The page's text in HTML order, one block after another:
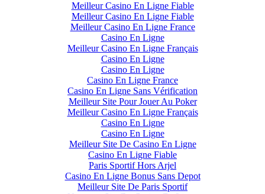
Meilleur Casino En Ligne Fiable
Meilleur Casino En Ligne Fiable
Meilleur Casino En Ligne France
Casino En Ligne
Meilleur Casino En Ligne Français
Casino En Ligne
Casino En Ligne
Casino En Ligne France
Casino En Ligne Sans Vérification
Meilleur Site Pour Jouer Au Poker
Meilleur Casino En Ligne Français
Casino En Ligne
Casino En Ligne
Meilleur Site De Casino En Ligne
Casino En Ligne Fiable
Paris Sportif Hors Arjel
Casino En Ligne Bonus Sans Depot
Meilleur Site De Paris Sportif